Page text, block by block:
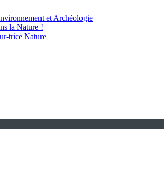
et Archéologie
la Nature !
trice Nature